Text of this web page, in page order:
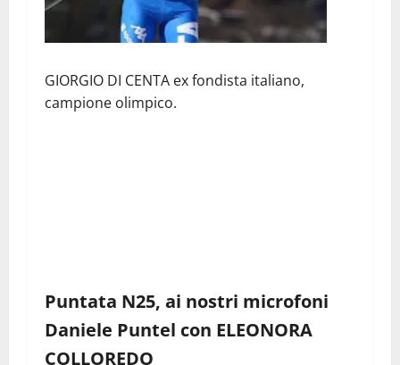
GIORGIO DI CENTA ex fondista italiano,
campione olimpico.
Puntata N25, ai nostri microfoni
Daniele Puntel con ELEONORA
COLLOREDO